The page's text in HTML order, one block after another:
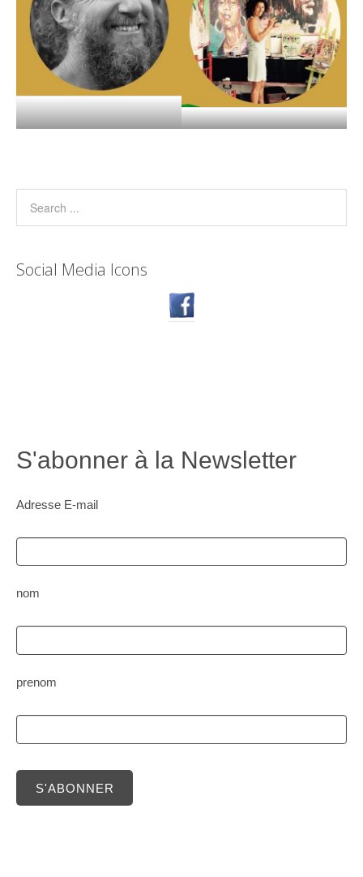
Social Media Icons
S'abonner à la Newsletter
Adresse E-mail
nom
prenom
S'ABONNER